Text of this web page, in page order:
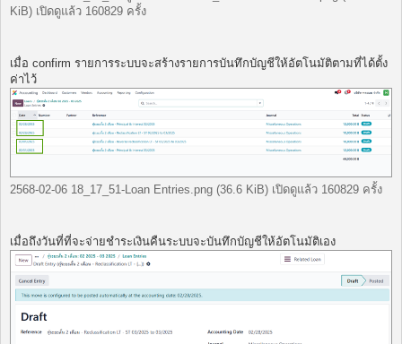
KiB) เปิดดูแล้ว 160829 ครั้ง
เมื่อ confirm รายการระบบจะสร้างรายการบันทึกบัญชีให้อัตโนมัติตามที่ได้ตั้ง
ค่าไว้
2568-02-06 18_17_51-Loan Entries.png (36.6 KiB) เปิดดูแล้ว 160829 ครั้ง
เมื่อถึงวันที่ที่จะจ่ายชำระเงินคืนระบบจะบันทึกบัญชีให้อัตโนมัติเอง